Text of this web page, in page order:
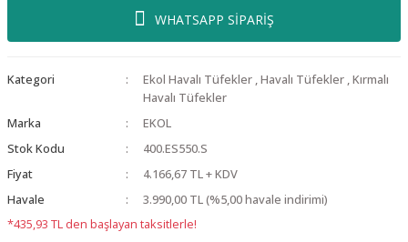
WHATSAPP SİPARİŞ
Kategori Ekol Havalı Tüfekler ,Havalı Tüfekler ,Kırmalı
Havalı Tüfekler
Marka
EKOL
Stok Kodu
400.ES550.S
Fiyat
4.166,67 TL + KDV
Havale
3.990,00 TL (%5,00 havale indirimi)
*435,93 TL den başlayan taksitlerle!